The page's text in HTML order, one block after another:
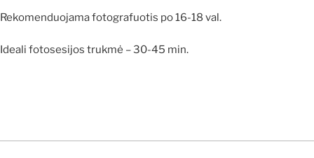
Rekomenduojama fotografuotis po 16-18 val.
Ideali fotosesijos trukmė – 30-45 min.